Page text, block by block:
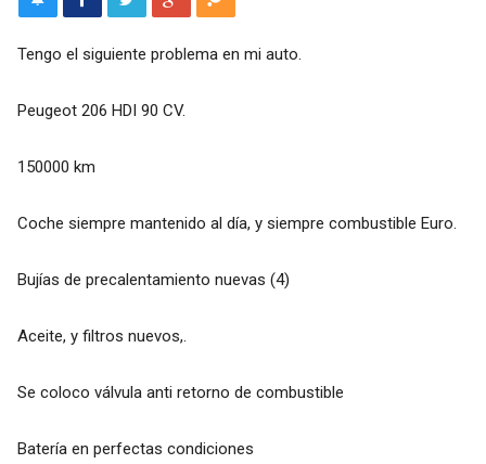
Tengo el siguiente problema en mi auto.
Peugeot 206 HDI 90 CV.
150000 km
Coche siempre mantenido al día, y siempre combustible Euro.
Bujías de precalentamiento nuevas (4)
Aceite, y filtros nuevos,.
Se coloco válvula anti retorno de combustible
Batería en perfectas condiciones